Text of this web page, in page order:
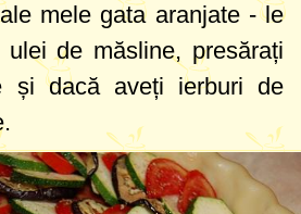
mele gata aranjate - le
de măsline, presărați
și dacă aveți ierburi de